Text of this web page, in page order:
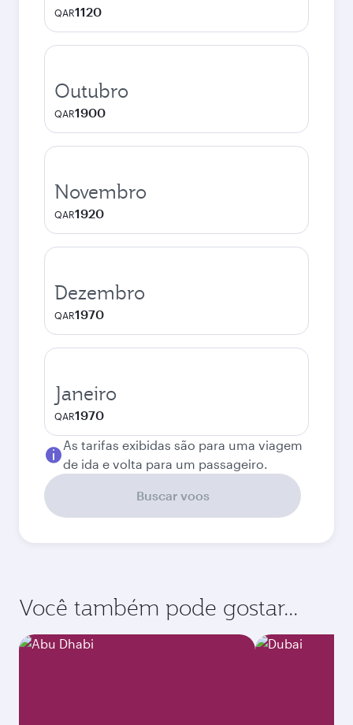
QAR1120
Outubro
QAR1900
Novembro
QAR1920
Dezembro
QAR1970
Janeiro
QAR1970
As tarifas exibidas são para uma viagem
de ida e volta para um passageiro.
Buscar voos
Você também pode gostar...